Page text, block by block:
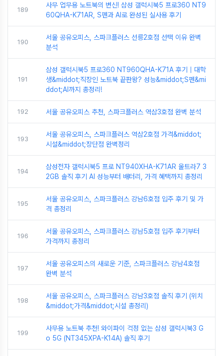
189
사무 업무용 노트북의 변신! 삼성 갤럭시북5 프로360 NT9
60QHA-K71AR, S펜과 AI로 완성된 실사용 후기
190
서울 공유오피스, 스파크플러스 선릉2호점 선택 이유 완벽
분석
191
삼성 갤럭시북5 프로360 NT960QHA-K71A 후기｜대학
생&middot;직장인 노트북 끝판왕? 성능&middot;S펜&mi
ddot;AI까지 총정리!
192 서울 공유오피스 추천, 스파크플러스 역삼3호점 완벽 분석
193
서울 공유오피스, 스파크플러스 역삼2호점 가격&middot;
시설&middot;장단점 완벽정리
194
삼성전자 갤럭시북5 프로 NT940XHA-K71AR 울트라7 3
2GB 솔직 후기 AI 성능부터 배터리, 가격 혜택까지 총정리
195
서울 공유오피스, 스파크플러스 강남6호점 입주 후기 및 가
격 총정리
196
서울 공유오피스, 스파크플러스 강남5호점 입주 후기부터
가격까지 총정리
197
서울 공유오피스의 새로운 기준, 스파크플러스 강남4호점
완벽 분석
198
서울 공유오피스, 스파크플러스 강남3호점 솔직 후기 (위치
&middot;가격&middot;시설 총정리)
199
사무용 노트북 추천! 와이파이 걱정 없는 삼성 갤럭시북3 G
o 5G (NT345XPA-K14A) 솔직 후기